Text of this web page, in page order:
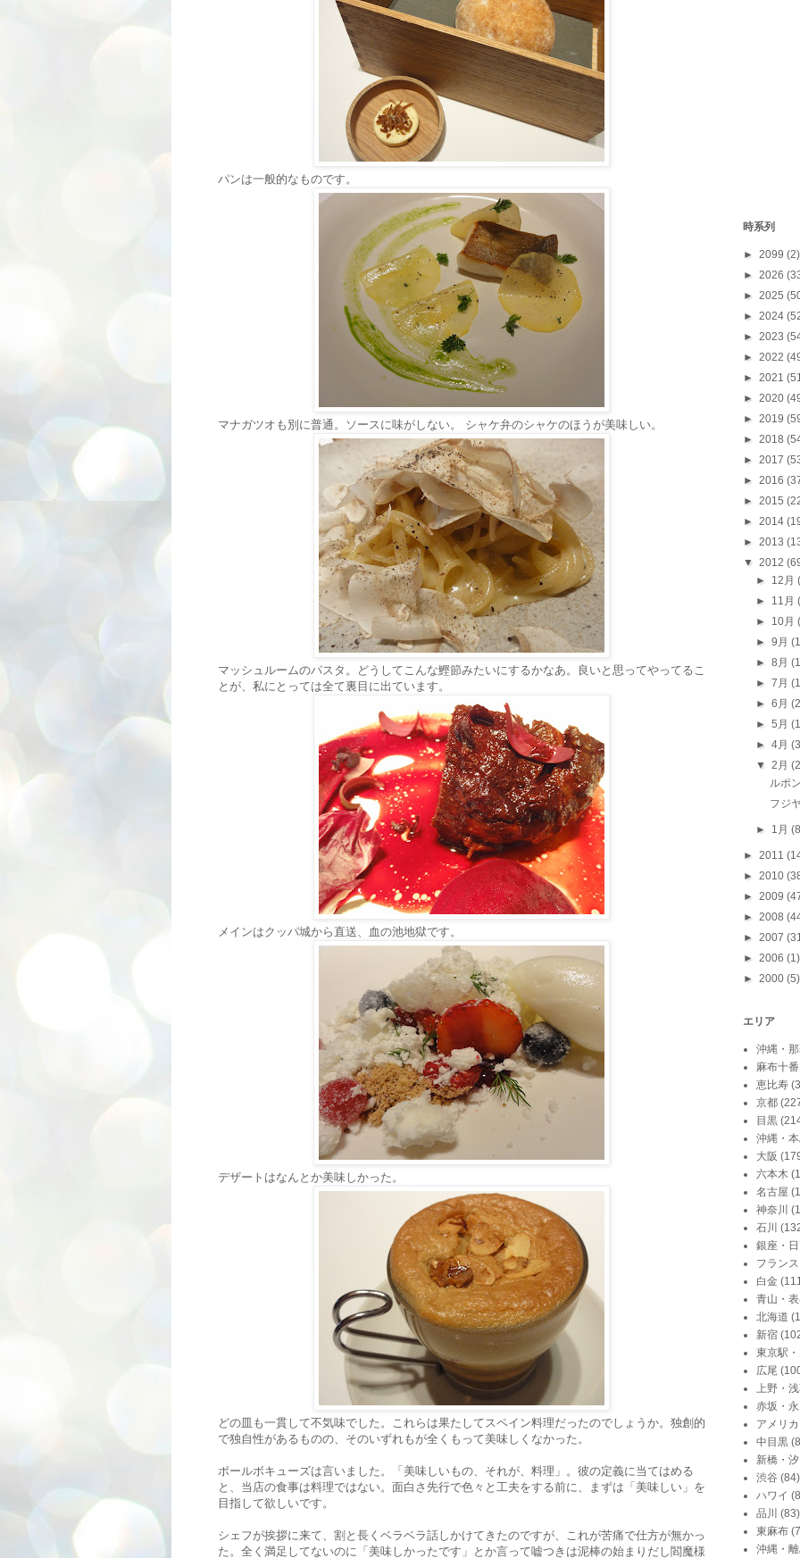
パンは一般的なものです。
マナガツオも別に普通。ソースに味がしない。 シャケ弁のシャケのほうが美味しい。
マッシュルームのパスタ。どうしてこんな鰹節みたいにするかなあ。良いと思ってやってるこ
とが、私にとっては全て裏目に出ています。
メインはクッパ城から直送、血の池地獄です。
デザートはなんとか美味しかった。
どの皿も一貫して不気味でした。これらは果たしてスペイン料理だったのでしょうか。独創的
で独自性があるものの、そのいずれもが全くもって美味しくなかった。
ポールボキューズは言いました。「美味しいもの、それが、料理」。彼の定義に当てはめる
と、当店の食事は料理ではない。面白さ先行で色々と工夫をする前に、まずは「美味しい」を
目指して欲しいです。
シェフが挨拶に来て、割と長くベラベラ話しかけてきたのですが、これが苦痛で仕方が無かっ
た。全く満足してないのに「美味しかったです」とか言って嘘つきは泥棒の始まりだし閻魔様
時系列
► 2099 (2)
► 2026
► 2025
► 2024
► 2023
► 2022
► 2021
► 2020
► 2019
► 2018
► 2017
► 2016
► 2015
► 2014
► 2013
▼ 2012
► 12月
► 11月
► 10月
►9月
►8月
►7月
►6月
►5月
►4月
▼2月
ルポ
フジ
► 1月
► 2011
► 2010
► 2009
► 2008
► 2007
► 2006 (1)
► 2000 (5)
エリア
沖縄・
麻布十番
恵比寿
京都
目黒
沖縄・
大阪
六本木
名古屋
神奈川
石川
銀座・
フランス
白金
青山・
北海道
新宿
東京駅
広尾
上野・
赤坂・
アメリカ
中目黒
新橋・
渋谷 (84)
ハワイ
品川 (83)
東麻布
沖縄・